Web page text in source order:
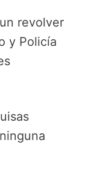
revolver
y Policía